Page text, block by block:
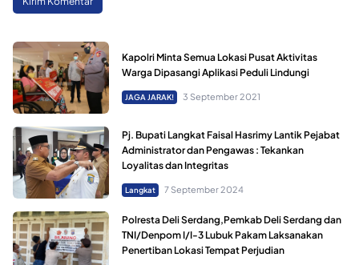
Kapolri Minta Semua Lokasi Pusat Aktivitas
Warga Dipasangi Aplikasi Peduli Lindungi
JAGA JARAK! 3 September 2021
Pj. Bupati Langkat Faisal Hasrimy Lantik Pejabat
Administrator dan Pengawas : Tekankan
Loyalitas dan Integritas
Langkat 7 September 2024
Polresta Deli Serdang,Pemkab Deli Serdang dan
TNI/Denpom I/I-3 Lubuk Pakam Laksanakan
Penertiban Lokasi Tempat Perjudian